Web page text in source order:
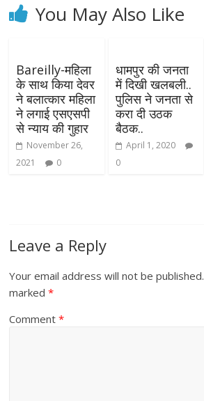
You May Also Like
Bareilly-महिला
के साथ किया देवर
ने बलात्कार महिला
ने लगाई एसएसपी
से न्याय की गुहार
November 26,
2021
0
धामपुर की जनता
में दिखी खलबली..
पुलिस ने जनता से
करा दी उठक
बैठक..
April 1, 2020
0
Leave a Reply
Your email address will not be published.
marked*
Comment*